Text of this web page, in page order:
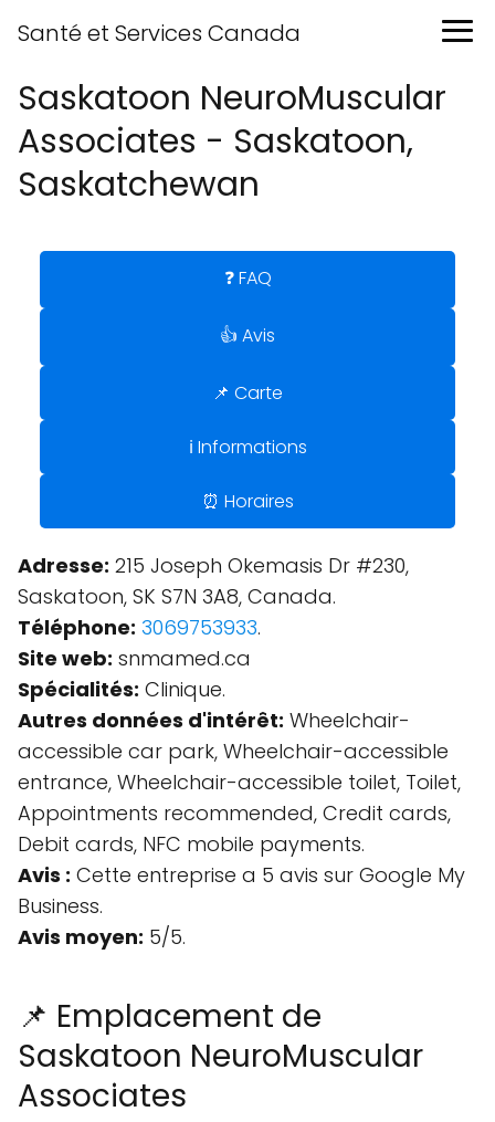
Santé et Services Canada
Saskatoon NeuroMuscular
Associates - Saskatoon,
Saskatchewan
❓ FAQ
👍 Avis
📌 Carte
ℹ️ Informations
⏰ Horaires
Adresse: 215 Joseph Okemasis Dr #230,
Saskatoon, SK S7N 3A8, Canada.
Téléphone: 3069753933.
Site web: snmamed.ca
Spécialités: Clinique.
Autres données d'intérêt: Wheelchair-
accessible car park, Wheelchair-accessible
entrance, Wheelchair-accessible toilet, Toilet,
Appointments recommended, Credit cards,
Debit cards, NFC mobile payments.
Avis : Cette entreprise a 5 avis sur Google My
Business.
Avis moyen: 5/5.
📌 Emplacement de
Saskatoon NeuroMuscular
Associates